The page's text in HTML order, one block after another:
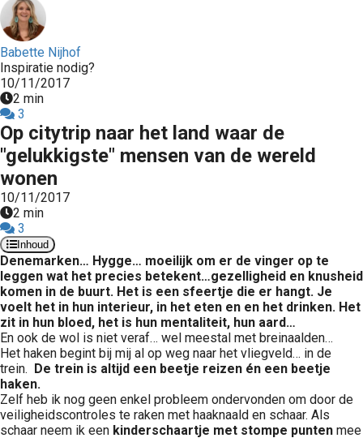
Babette Nijhof
Inspiratie nodig?
10/11/2017
2 min
3
Op citytrip naar het land waar de
"gelukkigste" mensen van de wereld
wonen
10/11/2017
2 min
3
Inhoud
Denemarken… Hygge… moeilijk om er de vinger op te
leggen wat het precies betekent…gezelligheid en knusheid
komen in de buurt. Het is een sfeertje die er hangt. Je
voelt het in hun interieur, in het eten en en het drinken. Het
zit in hun bloed, het is hun mentaliteit, hun aard…
En ook de wol is niet veraf… wel meestal met breinaalden…
Het haken begint bij mij al op weg naar het vliegveld… in de
trein. De trein is altijd een beetje reizen én een beetje
haken.
Zelf heb ik nog geen enkel probleem ondervonden om door de
veiligheidscontroles te raken met haaknaald en schaar. Als
schaar neem ik een kinderschaartje met stompe punten mee